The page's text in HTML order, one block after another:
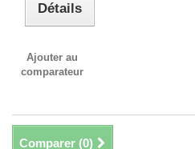
Détails
Ajouter au
comparateur
Comparer (0)